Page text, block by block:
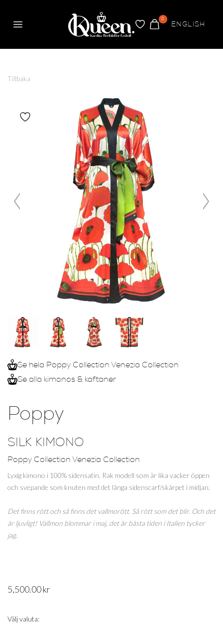
Meny
FAVORITER
VARUKORG
0
ENGLISH
Tillbaka
Växla om produkt är favorit
Se hela Poppy Collection Venezia Collection
Se alla kimonos & kaftaner
Poppy
SILK KIMONO
Poppy Collection Venezia Collection
Lyxig kimono i 100% sidensatin. Rak modell som är lika vacker öppen
och svepande som knuten med det långa sidenscarf/skärpet i midjan.
Det finns rött och så finns det vallmorött. Så rött som det blir. Och det
är ljuvligt! Vallmon blommar i maj, det är bästa tiden i Italien tycker
jag.
5,500.00kr
Välj valuta: